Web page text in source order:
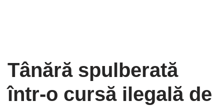
Tânără spulberată
într-o cursă ilegală de